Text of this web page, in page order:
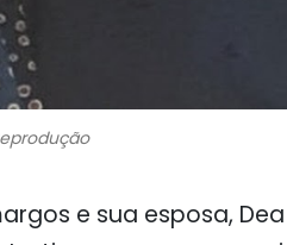
e sua esposa,